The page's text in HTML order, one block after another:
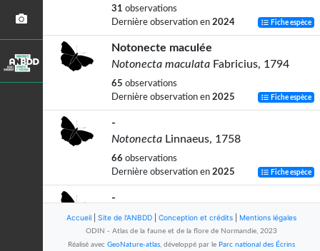
31 observations
Dernière observation en 2024 Fiche espèce
Notonecte maculée
Notonecta maculata Fabricius, 1794
65 observations
Dernière observation en 2025 Fiche espèce
-
Notonecta Linnaeus, 1758
66 observations
Dernière observation en 2025 Fiche espèce
-
Notonecta obliqua Gallèn inThunberg,
1787
81observations
Accueil Site de l'ANBDD Conception et crédits Mentions légales
ODIN - Atlas de la faune et de la flore de Normandie, 2023
Réalisé avec GeoNature-atlas, développé par le Parc national des Écrins